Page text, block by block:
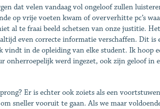
dat velen vandaag vol ongeloof zullen
op vrije voeten kwam of oververhitte pc’s
al te fraai beeld schetsen van onze justitie.
even correcte informatie verschaffen. Dit is
in de opleiding van elke student. Ik hoop
onherroepelijk werd ingezet, ook zijn geloof in
Er is echter ook zoiets als een
sneller vooruit te gaan. Als we maar